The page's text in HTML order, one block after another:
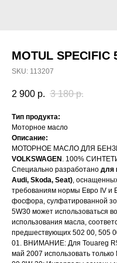
MOTUL SPECIFIC
SKU: 113207
2 900 р. 3 180 р.
Тип продукта:
Моторное масло
Описание:
МОТОРНОЕ МАСЛО ДЛЯ
VOLKSWAGEN . 100%
Специально разработано для
Audi, Skoda, Seat),
требованиям нормы Евро IV и
фосфора, сулфатированной
5W30 может использоваться
использования масла,
предшествующих 502 00, 505
01. ВНИМАНИЕ: Для Touareg
май 2007 использовать